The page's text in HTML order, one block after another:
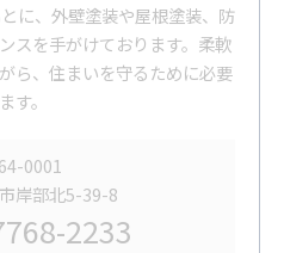
に、外壁塗装や屋根塗装、防
スを手がけております。柔軟
ら、住まいを守るために必要
す。
0001
岸部北5-39-8
2233